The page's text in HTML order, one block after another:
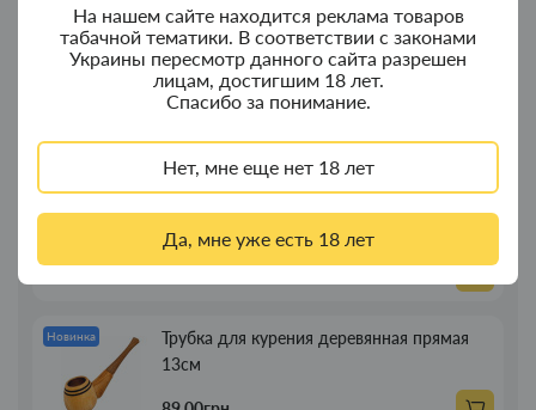
На нашем сайте находится реклама товаров
табачной тематики. В соответствии с законами
Украины пересмотр данного сайта разрешен
лицам, достигшим 18 лет.
Спасибо за понимание.
Нет, мне еще нет 18 лет
Да, мне уже есть 18 лет
Новинка
Колпак для водного "Граната Ф1" - колпак
с дерева
269.00грн.
Новинка
Трубка для курения деревянная прямая
13см